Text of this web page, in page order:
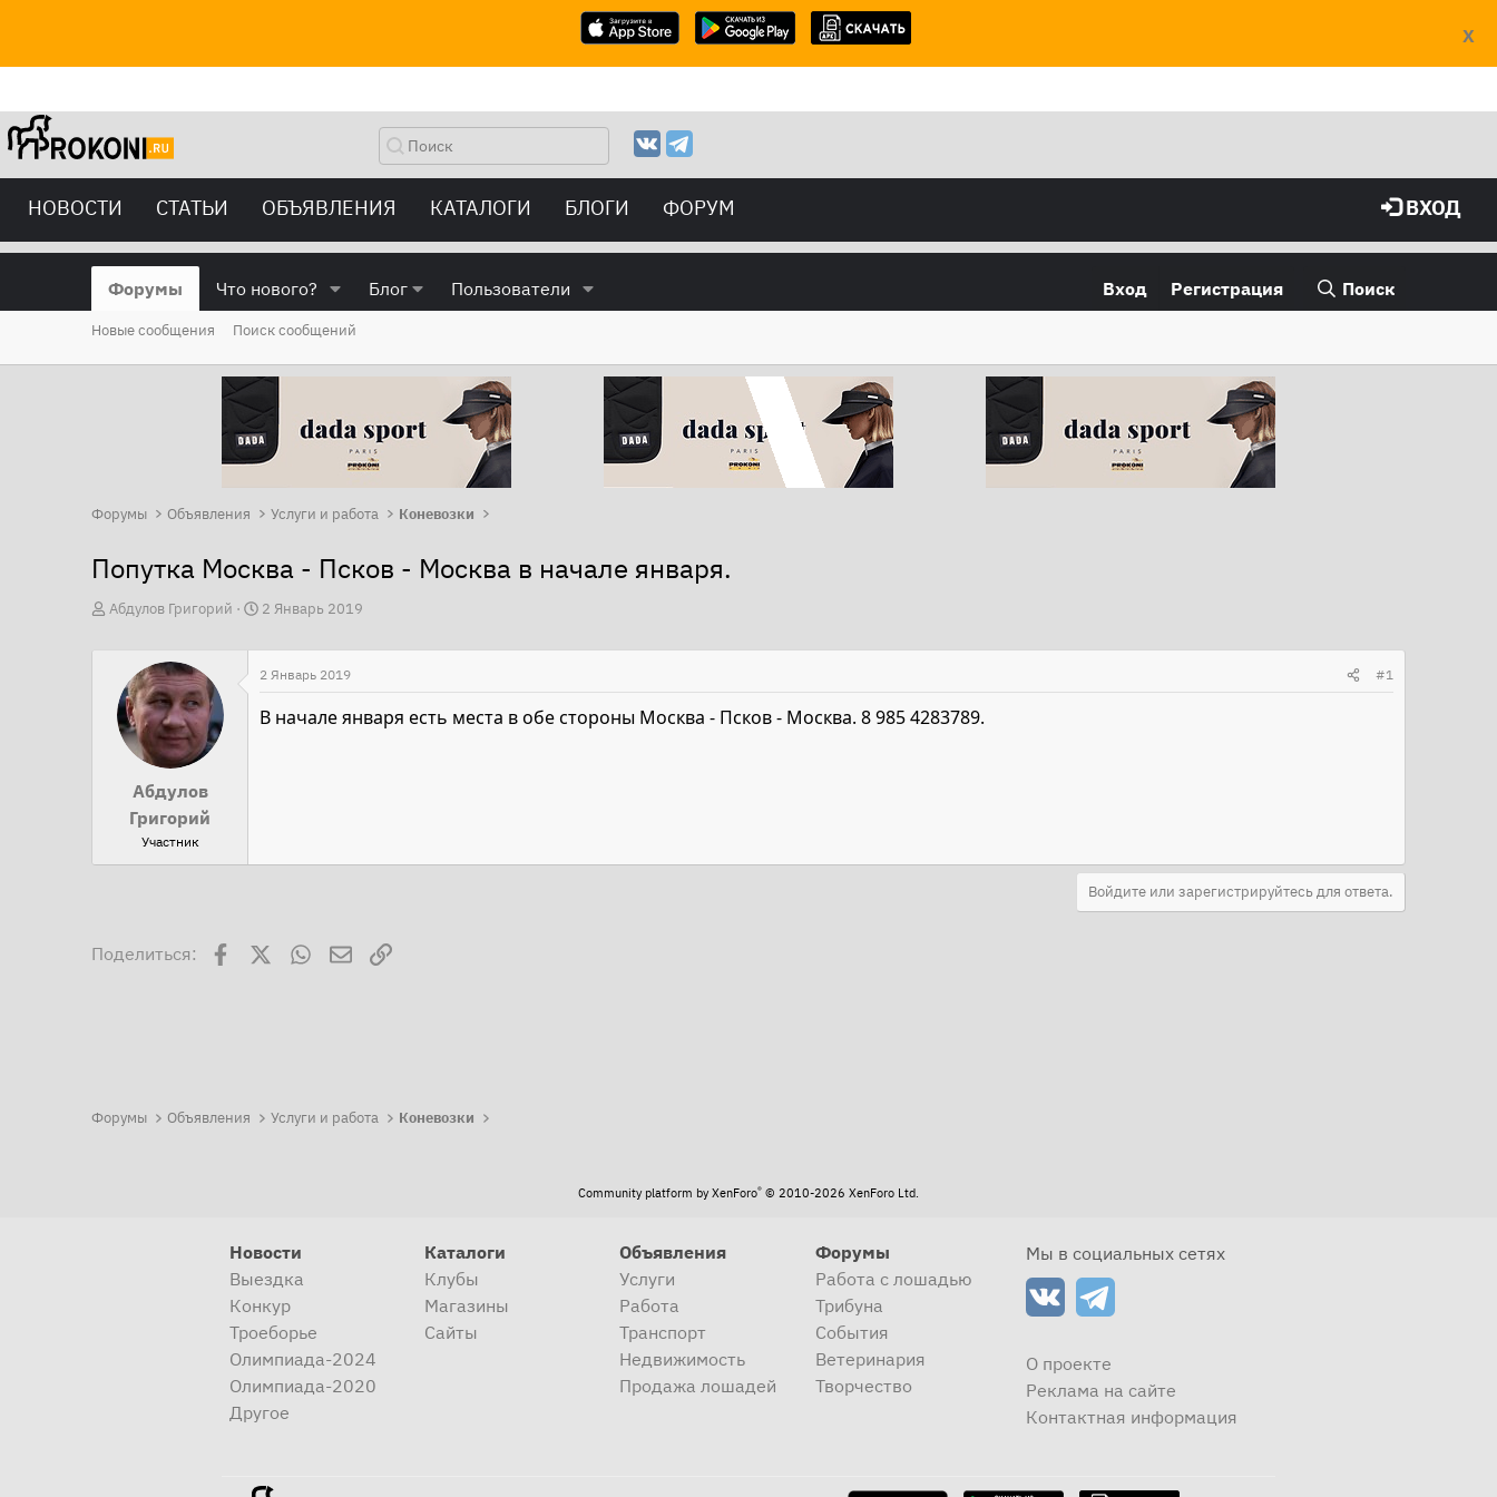
X
НОВОСТИ СТАТЬИ ОБЪЯВЛЕНИЯ КАТАЛОГИ БЛОГИ ФОРУМ ВХОД
Форумы Что нового? Блог Пользователи Вход Регистрация Поиск
Новые сообщения Поиск сообщений
Форумы Объявления Услуги и работа Коневозки
Попутка Москва - Псков - Москва в начале января.
А
Абдулов Григорий
Д
а
н
2 Январь 2019
Абдулов
Григорий
Участник
2 Январь 2019 #1
В начале января есть места в обе стороны Москва - Псков - Москва. 8 985 4283789.
Войдите или зарегистрируйтесь для ответа.
Поделиться: FacebookWhatsAppЭлектронная почта
Ссылка
Форумы Объявления Услуги и работа Коневозки
Community platform by XenForo® © 2010-2026 XenForo Ltd.
Новости
Выездка
Конкур
Троеборье
Олимпиада-2024
Олимпиада-2020
Другое
Каталоги
Клубы
Магазины
Сайты
Объявления
Услуги
Работа
Транспорт
Недвижимость
Продажа лошадей
Форумы
Работа с лошадью
Трибуна
События
Ветеринария
Творчество
Мы в социальных сетях
О проекте
Реклама на сайте
Контактная информация